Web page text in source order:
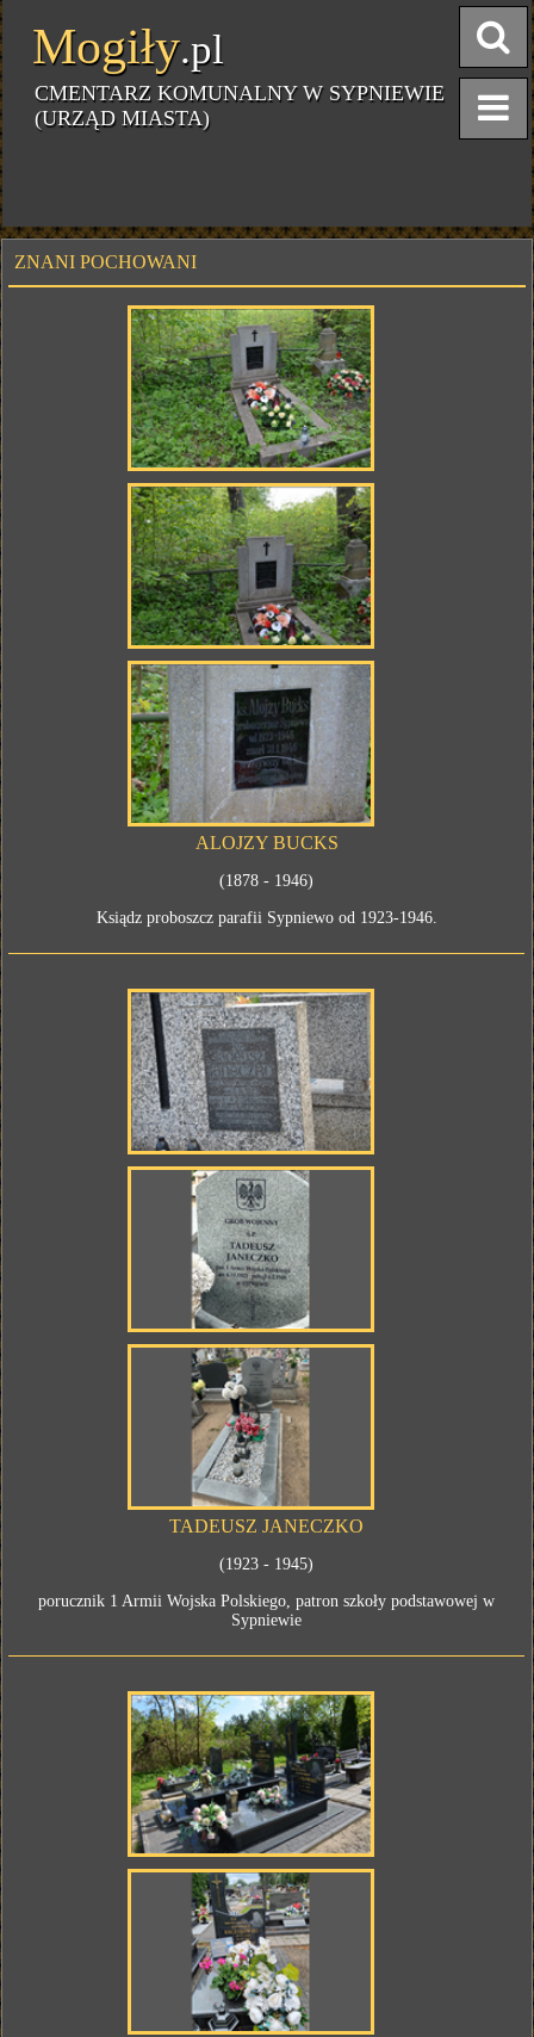
Mogiły.pl
CMENTARZ KOMUNALNY W SYPNIEWIE
(URZĄD MIASTA)
ZNANI POCHOWANI
ALOJZY BUCKS
(1878 - 1946)
Ksiądz proboszcz parafii Sypniewo od 1923-1946.
TADEUSZ JANECZKO
(1923 - 1945)
porucznik 1 Armii Wojska Polskiego, patron szkoły podstawowej w
Sypniewie